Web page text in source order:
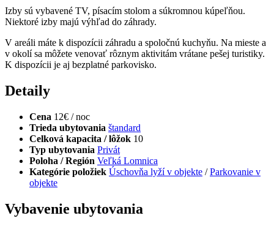
Izby sú vybavené TV, písacím stolom a súkromnou kúpeľňou.
Niektoré izby majú výhľad do záhrady.
V areáli máte k dispozícii záhradu a spoločnú kuchyňu. Na mieste a
v okolí sa môžete venovať rôznym aktivitám vrátane pešej turistiky.
K dispozícii je aj bezplatné parkovisko.
Detaily
Cena 12€ / noc
Trieda ubytovania štandard
Celková kapacita / lôžok 10
Typ ubytovania Privát
Poloha / Región Veľká Lomnica
Kategórie položiek Úschovňa lyží v objekte /Parkovanie v
objekte
Vybavenie ubytovania